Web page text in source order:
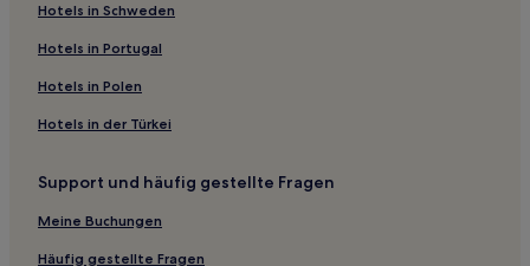
2-Sterne-Hotels in Monterosso al Mare
3-Sterne-Hotels in Monterosso al Mare
Hotels in Schweden
Hotels in Portugal
Hotels in Polen
Hotels in der Türkei
Support und häufig gestellte Fragen
Meine Buchungen
Häufig gestellte Fragen